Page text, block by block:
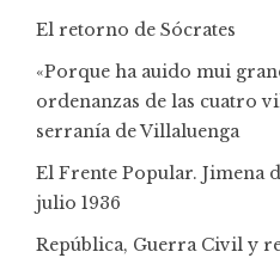
El retorno de Sócrates
«Porque ha auido mui
ordenanzas de las cuatro
serranía de Villaluenga
El Frente Popular. Jimena
julio 1936
República, Guerra Civil y